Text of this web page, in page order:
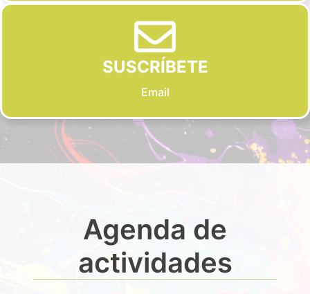
SUSCRÍBETE
Email
Agenda de
actividades